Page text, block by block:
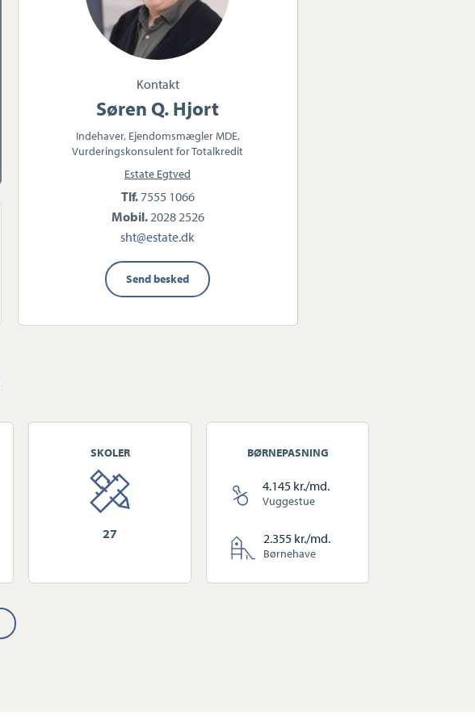
Kontakt
Søren Q. Hjort
Indehaver, Ejendomsmægler MDE,
Vurderingskonsulent for Totalkredit
Estate Egtved
Tlf. 7555 1066
Mobil. 2028 2526
sht@estate.dk
Send besked
SKOLER
27
BØRNEPASNING
Vuggestue
4.145 kr./md.
Børnehave
2.355 kr./md.